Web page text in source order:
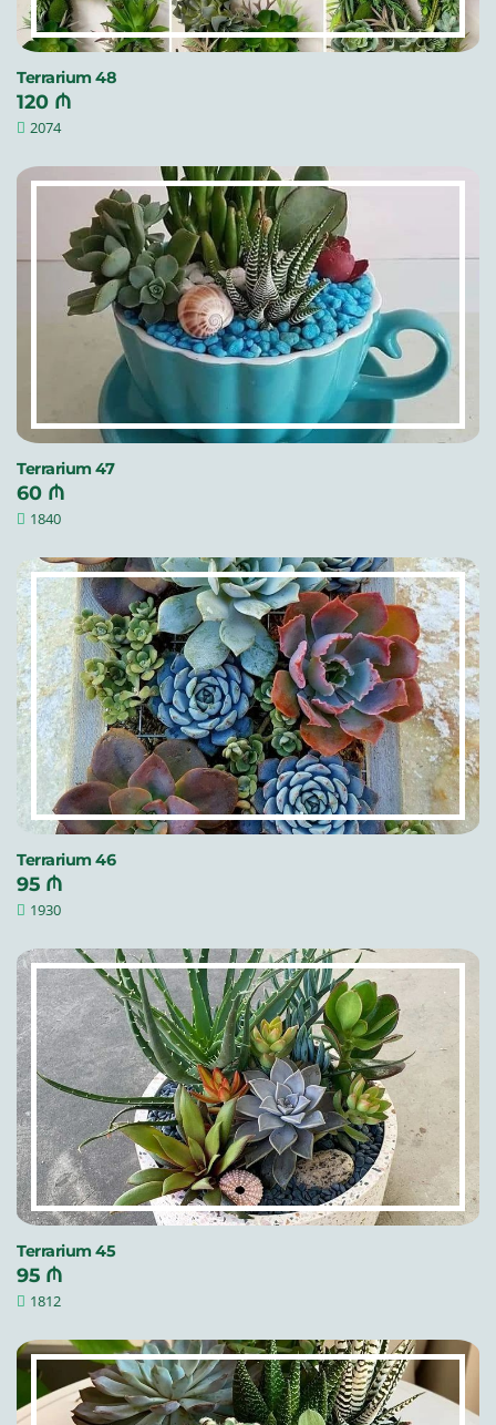
Terrarium 48
120 ₼
2074
Terrarium 47
60 ₼
1840
Terrarium 46
95 ₼
1930
Terrarium 45
95 ₼
1812